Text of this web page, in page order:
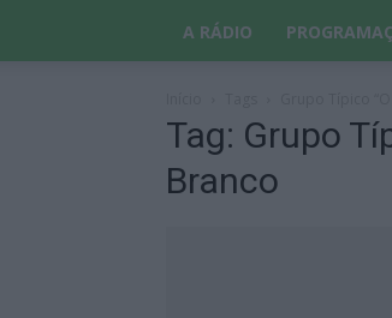
A RÁDIO
Tag: Grupo
Branco